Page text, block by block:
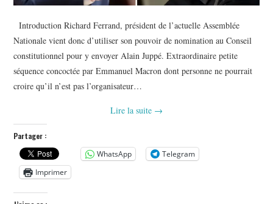
Introduction Richard Ferrand, président de l’actuelle Assemblée
Nationale vient donc d’utiliser son pouvoir de nomination au Conseil
constitutionnel pour y envoyer Alain Juppé. Extraordinaire petite
séquence concoctée par Emmanuel Macron dont personne ne pourrait
croire qu’il n’est pas l’organisateur…
Lire la suite →
Partager :
WhatsApp
Telegram
Imprimer